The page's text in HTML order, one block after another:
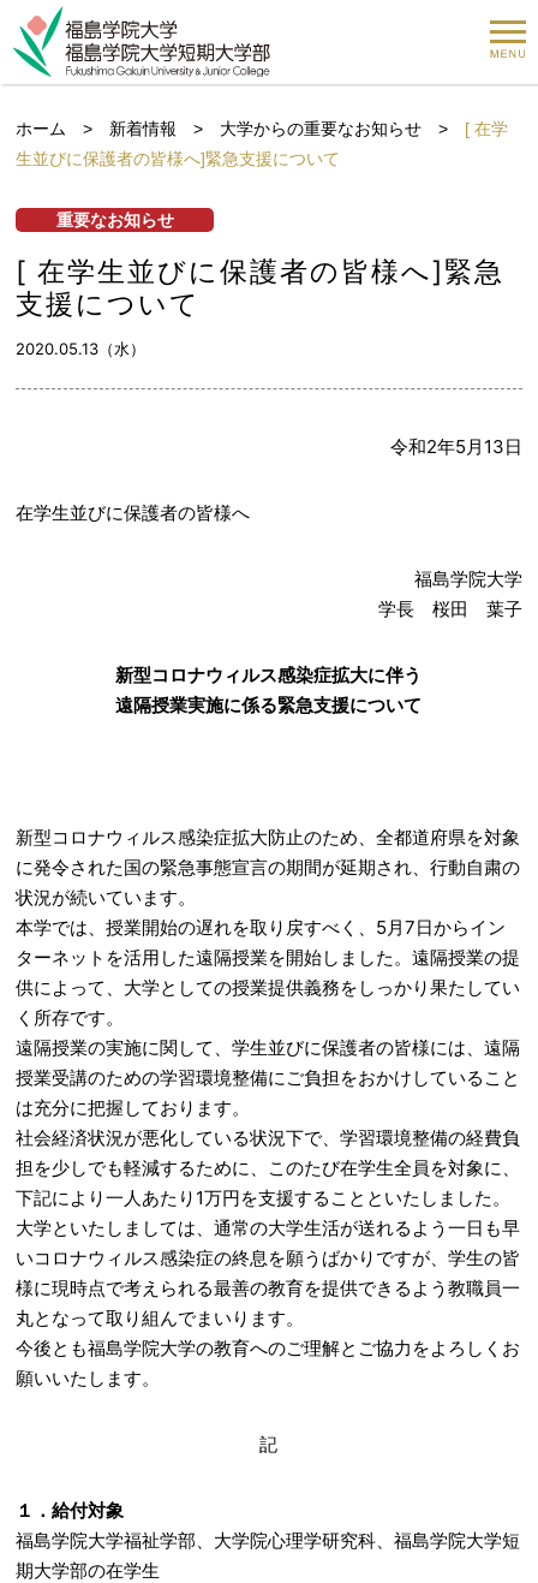
ホーム > 新着情報 > 大学からの重要なお知らせ > [ 在学
生並びに保護者の皆様へ]緊急支援について
重要なお知らせ
[ 在学生並びに保護者の皆様へ]緊急
支援について
2020.05.13（水）
令和2年5月13日
在学生並びに保護者の皆様へ
福島学院大学
学長 桜田 葉子
新型コロナウ ィルス感染症拡大に伴う
遠隔授業実施に係る緊急支援について
新型コロナウィルス感染症拡大防止のため、全都道府県を対象
に発令された国の緊急事態宣言の期間が延期され、行動自粛の
状況が続いています。
本学では、授業開始の遅れを取り戻すべく、5月7日からイン
ターネットを活用した遠隔授業を開始しました。遠隔授業の提
供によって、大学としての授業提供義務をしっかり果たしてい
く所存です。
遠隔授業の実施に関して、学生並びに保護者の皆様には、遠隔
授業受講のための学習環境整備にご負担をおかけしていること
は充分に把握しております。
社会経済状況が悪化している状況下で、学習環境整備の経費負
担を少しでも軽減するために、このたび在学生全員を対象に、
下記により一人あたり1万円を支援することといたしました。
大学といたしましては、通常の大学生活が送れるよう一日も早
いコロナウィルス感染症の終息を願うばかりですが、学生の皆
様に現時点で考えられる最善の教育を提供できるよう教職員一
丸となって取り組んでまいります。
今後とも福島学院大学の教育へのご理解とご協力をよろしくお
願いいたします。
記
１．給付対象
福島学院大学福祉学部、大学院心理学研究科、福島学院大学短
期大学部の在学生